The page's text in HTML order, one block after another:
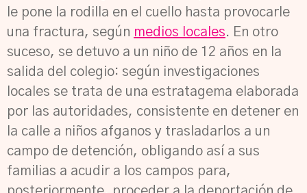
le pone la rodilla en el cuello hasta provocarle
una fractura, según medios locales. En otro
suceso, se detuvo a un niño de 12 años en la
salida del colegio: según investigaciones
locales se trata de una estratagema elaborada
por las autoridades, consistente en detener en
la calle a niños afganos y trasladarlos a un
campo de detención, obligando así a sus
familias a acudir a los campos para,